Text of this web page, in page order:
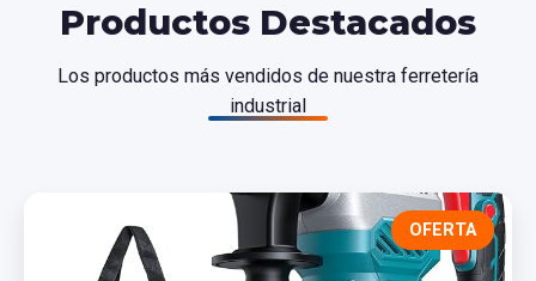
Productos Destacados
Los productos más vendidos de nuestra ferretería
industrial
OFERTA